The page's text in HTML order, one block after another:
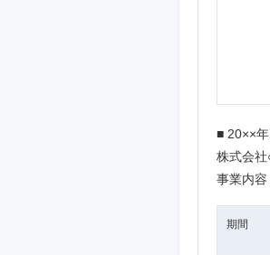
■ 20××
株式会
事業内
期間